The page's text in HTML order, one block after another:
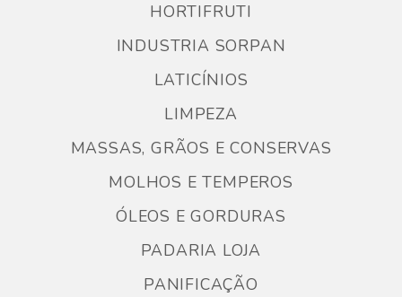
HORTIFRUTI
INDUSTRIA SORPAN
LATICÍNIOS
LIMPEZA
MASSAS, GRÃOS E CONSERVAS
MOLHOS E TEMPEROS
ÓLEOS E GORDURAS
PADARIA LOJA
PANIFICAÇÃO